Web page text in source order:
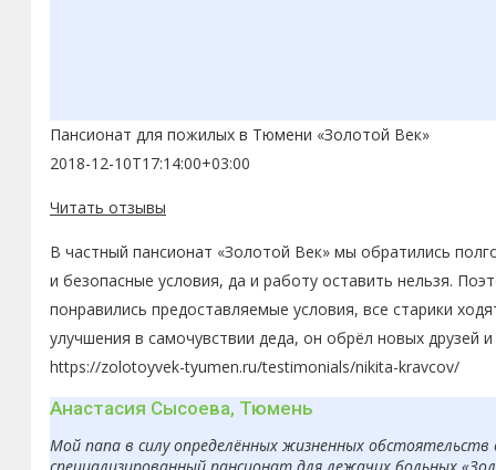
Пансионат для пожилых в Тюмени «Золотой Век»
2018-12-10T17:14:00+03:00
Читать отзывы
В частный пансионат «Золотой Век» мы обратились
и безопасные условия, да и работу оставить нельзя.
понравились предоставляемые условия, все старики
улучшения в самочувствии деда, он обрёл новых
https://zolotoyvek-tyumen.ru/testimonials/nikita-kravcov/
Анастасия Сысоева, Тюмень
Мой папа в силу определённых жизненных